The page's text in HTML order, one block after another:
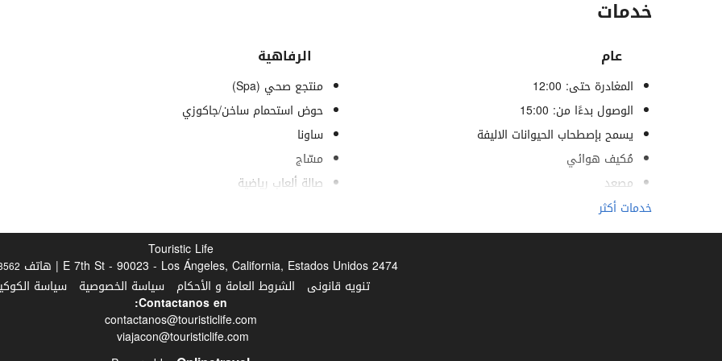
خدمات
عام
المغادرة حتى: 12:00
الوصول بدءًا من: 15:00
يسمح بإصطحاب الحيوانات الاليفة
مُكيف هوائي
مصعد
خدمات لذوي الاحتياجات الخاصة
غرف لغير المدخنين
الرفاهية
منتجع صحي (Spa)
حوض استحمام ساخن/جاكوزي
ساونا
مسّاج
صالة ألعاب رياضية
الطعام والمشروبات
قوائم النظام الغذائي الخاص (عند الطلب)
خدمات أكثر
Touristic Life
2474 E 7th St - 90023 - Los Ángeles, California, Estados Unidos | هاتف
تنويه قانونى الشروط العامة و الأحكام سياسة الخصوصية سياسة
Contactanos en:
contactanos@touristiclife.com
viajacon@touristiclife.com